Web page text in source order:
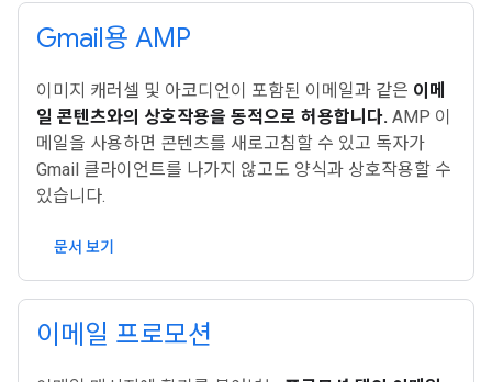
Gmail용 AMP
이미지 캐러셀 및 아코디언이 포함된 이메일과 같은 이메
일 콘텐츠와의 상호작용을 동적으로 허용합니다. AMP 이
메일을 사용하면 콘텐츠를 새로고침할 수 있고 독자가
Gmail 클라이언트를 나가지 않고도 양식과 상호작용할 수
있습니다.
문서 보기
이메일 프로모션